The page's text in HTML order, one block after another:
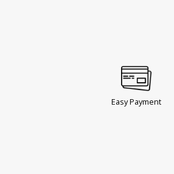
Easy Payment